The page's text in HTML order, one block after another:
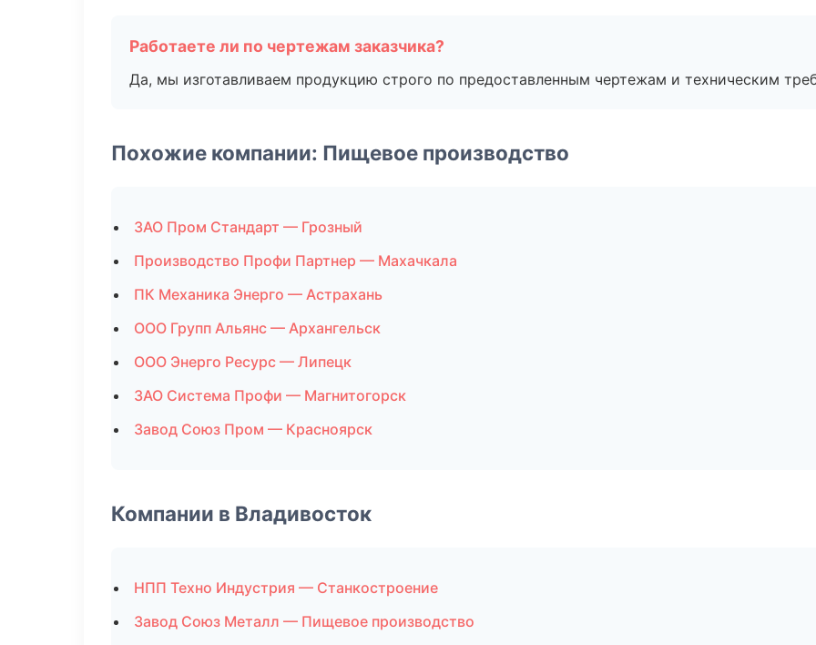
Работаете ли по чертежам заказчика?
Да, мы изготавливаем продукцию строго по предоставленным чертежам и техническим
Похожие компании: Пищевое производство
ЗАО Пром Стандарт — Грозный
Производство Профи Партнер — Махачкала
ПК Механика Энерго — Астрахань
ООО Групп Альянс — Архангельск
ООО Энерго Ресурс — Липецк
ЗАО Система Профи — Магнитогорск
Завод Союз Пром — Красноярск
Компании в Владивосток
НПП Техно Индустрия — Станкостроение
Завод Союз Металл — Пищевое производство